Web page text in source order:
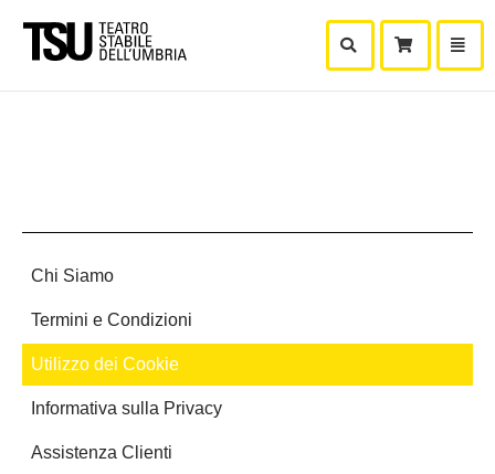
Mostra Ricerca
Chi Siamo
Termini e Condizioni
Utilizzo dei Cookie
Informativa sulla Privacy
Assistenza Clienti